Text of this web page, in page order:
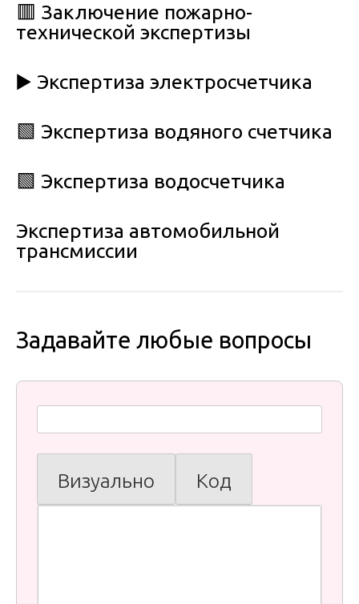
🟥 Заключение пожарно-
технической экспертизы
▶️ Экспертиза электросчетчика
🟩 Экспертиза водяного счетчика
🟩 Экспертиза водосчетчика
Экспертиза автомобильной
трансмиссии
Задавайте любые вопросы
Визуально Код